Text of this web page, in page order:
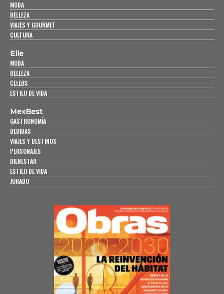
MODA
BELLEZA
VIAJES Y GOURMET
CULTURA
Elle
MODA
BELLEZA
CELEBS
ESTILO DE VIDA
MexBest
GASTRONOMÍA
BEBIDAS
VIAJES Y DESTINOS
PERSONAJES
BIENESTAR
ESTILO DE VIDA
JURADO